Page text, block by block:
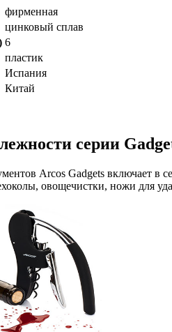
фирменная
цинковый сплав
6
пластик
Испания
Китай
серии
Arcos Gadgets включает в
овощечистки, ножи для